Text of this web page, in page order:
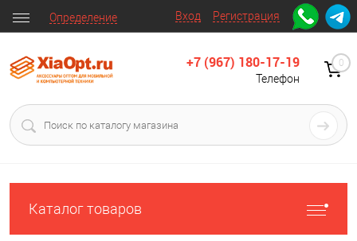
Вход Регистрация
Определение
+7 (967) 180-17-19
Телефон
0
Каталог товаров